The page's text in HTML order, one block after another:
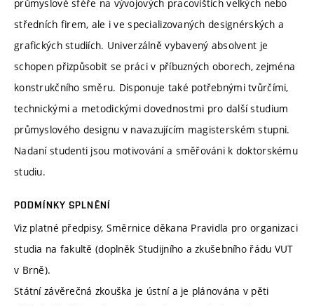
průmyslové sféře na vývojových pracovištích velkých nebo
středních firem, ale i ve specializovaných designérských a
grafických studiích. Univerzálně vybavený absolvent je
schopen přizpůsobit se práci v příbuzných oborech, zejména
konstrukčního směru. Disponuje také potřebnými tvůrčími,
technickými a metodickými dovednostmi pro další studium
průmyslového designu v navazujícím magisterském stupni.
Nadaní studenti jsou motivování a směřováni k doktorskému
studiu.
PODMÍNKY SPLNĚNÍ
Viz platné předpisy, Směrnice děkana Pravidla pro organizaci
studia na fakultě (doplněk Studijního a zkušebního řádu VUT
v Brně).
Státní závěrečná zkouška je ústní a je plánována v pěti